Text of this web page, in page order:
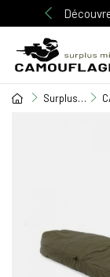
Surplus Militaire